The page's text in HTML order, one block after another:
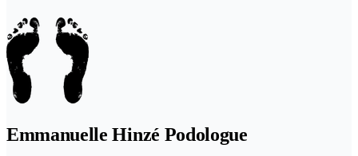
Emmanuelle Hinzé Podologue